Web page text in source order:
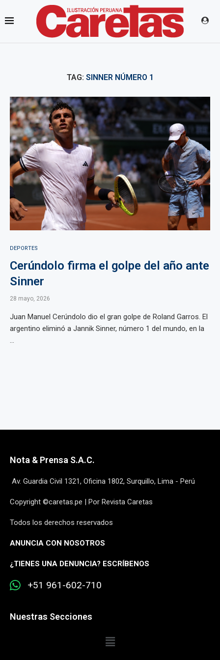
TAG: SINNER NÚMERO 1
DEPORTES
Cerúndolo firma el golpe del año ante
Sinner
28 mayo, 2026
Juan Manuel Cerúndolo dio el gran golpe de Roland Garros. El
argentino eliminó a Jannik Sinner, número 1 del mundo, en la
...
Nota & Prensa S.A.C.
Av. Guardia Civil 1321, Oficina 1802, Surquillo, Lima - Perú
Copyright ©caretas.pe | Por Revista Caretas
Todos los derechos reservados
ANUNCIA CON NOSOTROS
¿TIENES UNA DENUNCIA? ESCRÍBENOS
+51 961-602-710
Nuestras Secciones